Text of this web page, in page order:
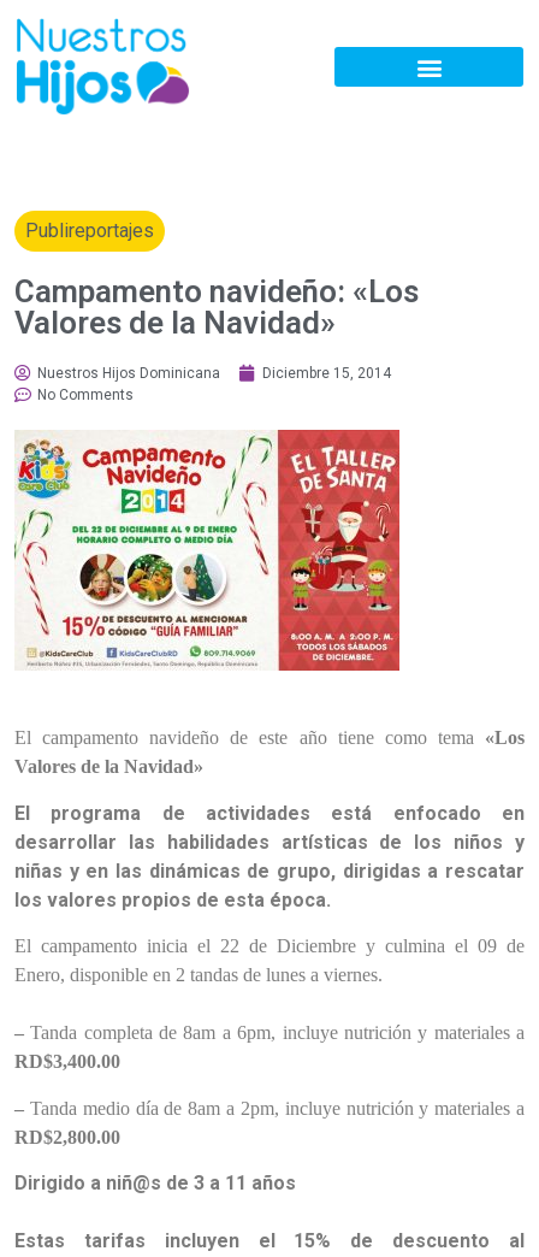
Publireportajes
Campamento navideño: «Los
Valores de la Navidad»
Nuestros Hijos Dominicana
Diciembre 15, 2014
No Comments
El campamento navideño de este año tiene como tema «Los
Valores de la Navidad»
El programa de actividades está enfocado en
desarrollar las habilidades artísticas de los niños y
niñas y en las dinámicas de grupo, dirigidas a rescatar
los valores propios de esta época.
El campamento inicia el 22 de Diciembre y culmina el 09 de
Enero, disponible en 2 tandas de lunes a viernes.
– Tanda completa de 8am a 6pm, incluye nutrición y materiales a
RD$3,400.00
– Tanda medio día de 8am a 2pm, incluye nutrición y materiales a
RD$2,800.00
Dirigido a niñ@s de 3 a 11 años
Estas tarifas incluyen el 15% de descuento al